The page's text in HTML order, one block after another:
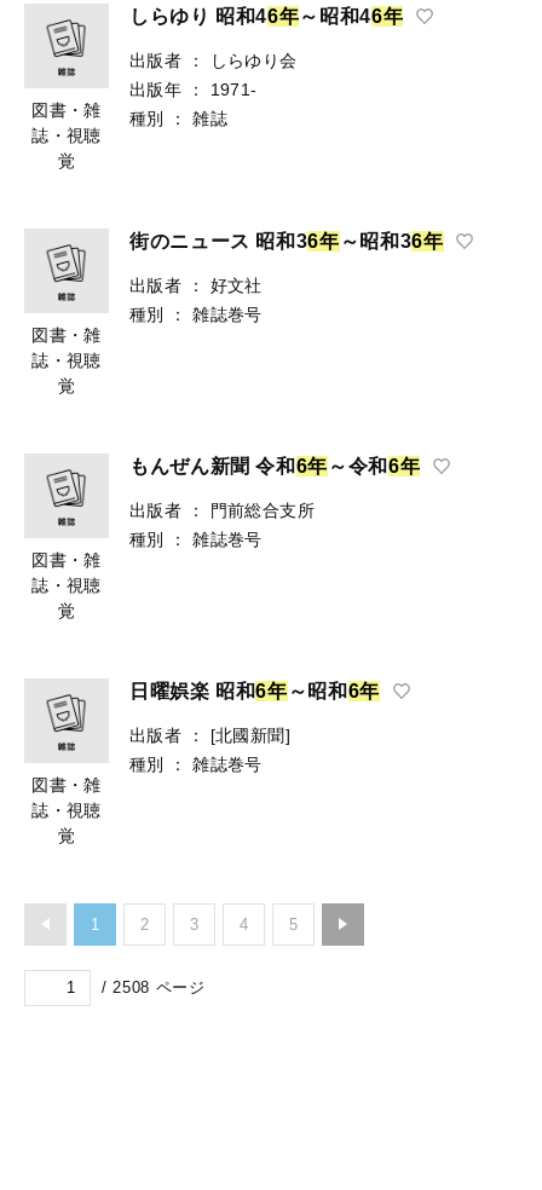
図書・雑
誌・視聴
覚
しらゆり 昭和46年～昭和46年
出版者 ：
しらゆり会
出版年
：
1971-
種別
： 雑誌
図書・雑
誌・視聴
覚
街のニュース 昭和36年 ～昭和36年
出版者 ：
好文社
種別
： 雑誌巻号
図書・雑
誌・視聴
覚
もんぜん新聞 令和6年 ～令和6年
出版者 ：
門前総合支所
種別
： 雑誌巻号
図書・雑
誌・視聴
覚
日曜娯楽 昭和6年 ～昭和6年
出版者 ：
[北國新聞]
種別
： 雑誌巻号
1 2 3 4 5
/ 2508 ページ